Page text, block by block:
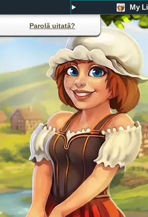
My
Parolă uitată?